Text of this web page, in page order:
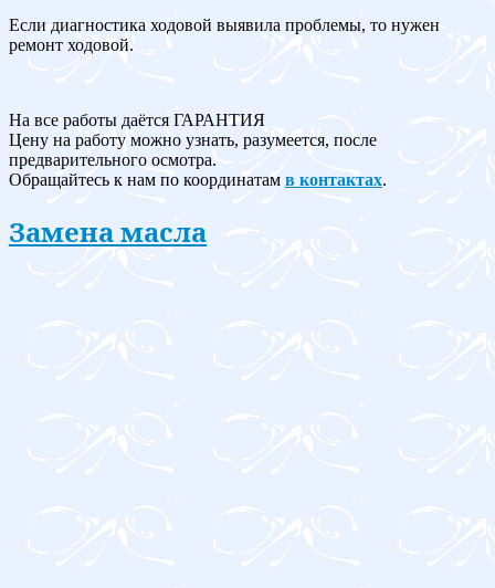
Если диагностика ходовой выявила проблемы, то нужен
ремонт ходовой.
На все работы даётся ГАРАНТИЯ
Цену на работу можно узнать, разумеется, после
предварительного осмотра.
Обращайтесь к нам по координатам в контактах.
Замена масла